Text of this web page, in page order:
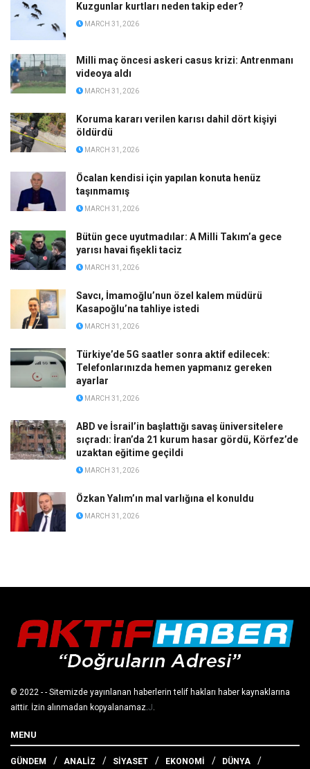
Kuzgunlar kurtları neden takip eder?
MARCH 31, 2026
Milli maç öncesi askeri casus krizi: Antrenmanı
videoya aldı
MARCH 31, 2026
Koruma kararı verilen karısı dahil dört kişiyi
öldürdü
MARCH 31, 2026
Öcalan kendisi için yapılan konuta henüz
taşınmamış
MARCH 31, 2026
Bütün gece uyutmadılar: A Milli Takım’a gece
yarısı havai fişekli taciz
MARCH 31, 2026
Savcı, İmamoğlu’nun özel kalem müdürü
Kasapoğlu’na tahliye istedi
MARCH 31, 2026
Türkiye’de 5G saatler sonra aktif edilecek:
Telefonlarınızda hemen yapmanız gereken
ayarlar
MARCH 31, 2026
ABD ve İsrail’in başlattığı savaş üniversitelere
sıçradı: İran’da 21 kurum hasar gördü, Körfez’de
uzaktan eğitime geçildi
MARCH 31, 2026
Özkan Yalım’ın mal varlığına el konuldu
MARCH 31, 2026
© 2022 - - Sitemizde yayınlanan haberlerin telif hakları haber kaynaklarına
aittir. İzin alınmadan kopyalanamaz.J.
MENU
GÜNDEM ANALİZ SİYASET EKONOMİ DÜNYA